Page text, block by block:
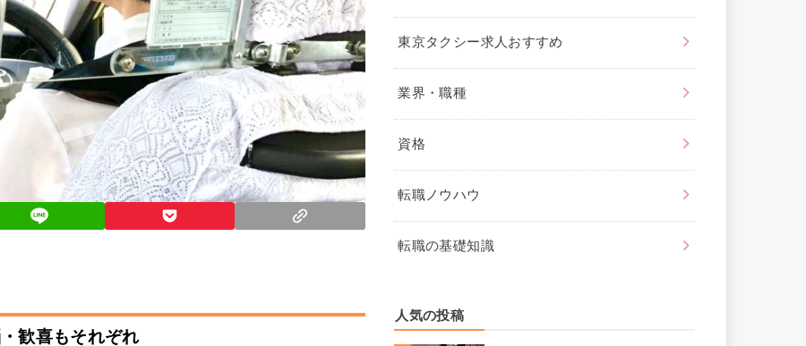
歓喜もそれぞれ
東京タクシー求人おすすめ
業界・職種
資格
転職ノウハウ
転職の基礎知識
人気の投稿